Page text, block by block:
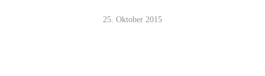
25. Oktober 2015